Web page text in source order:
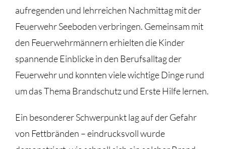
aufregenden und lehrreichen Nachmittag mit der
Feuerwehr Seeboden verbringen. Gemeinsam mit
den Feuerwehrmännern erhielten die Kinder
spannende Einblicke in den Berufsalltag der
Feuerwehr und konnten viele wichtige Dinge rund
um das Thema Brandschutz und Erste Hilfe lernen.
Ein besonderer Schwerpunkt lag auf der Gefahr
von Fettbränden – eindrucksvoll wurde